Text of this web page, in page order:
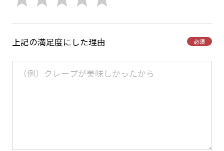
上記の満足度にした理由 必須